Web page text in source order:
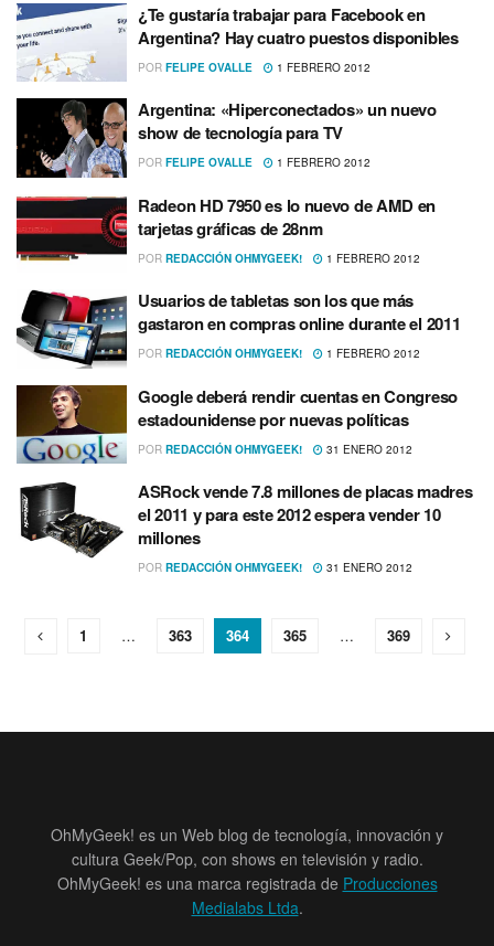
¿Te gustarí­a trabajar para Facebook en
Argentina? Hay cuatro puestos disponibles
POR FELIPE OVALLE 1 FEBRERO 2012
Argentina: «Hiperconectados» un nuevo
show de tecnologí­a para TV
POR FELIPE OVALLE 1 FEBRERO 2012
Radeon HD 7950 es lo nuevo de AMD en
tarjetas gráficas de 28nm
POR REDACCIÓN OHMYGEEK! 1 FEBRERO 2012
Usuarios de tabletas son los que más
gastaron en compras online durante el 2011
POR REDACCIÓN OHMYGEEK! 1 FEBRERO 2012
Google deberá rendir cuentas en Congreso
estadounidense por nuevas polí­ticas
POR REDACCIÓN OHMYGEEK! 31 ENERO 2012
ASRock vende 7.8 millones de placas madres
el 2011 y para este 2012 espera vender 10
millones
POR REDACCIÓN OHMYGEEK! 31 ENERO 2012
1 … 363 364 365 … 369
OhMyGeek! es un Web blog de tecnología, innovación y
cultura Geek/Pop, con shows en televisión y radio.
OhMyGeek! es una marca registrada de Producciones
Medialabs Ltda.